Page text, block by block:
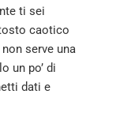
ti sei
caotico
serve una
un po’ di
dati e